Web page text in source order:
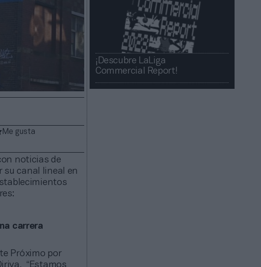
Me gusta
noticias de
su canal lineal en
carrera
Próximo por
“Estamos
¡Descubre LaLiga
Commercial Report!​​